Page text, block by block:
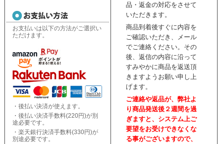
お支払いは以下の方法がご選択い
ただけます。
・後払い決済が使えます。
・後払い決済手数料(220円)が別
途必要です。
・楽天銀行決済手数料(330円)が
別途必要です。
品・返金の対応をさせて
いただきます。
商品到着後すぐに内容を
ご確認いただき、
メール
でご連絡ください。 その
後、返信の内容に沿って
すみやかに商品を返送頂
きますようお願い申し上
げます。
ご連絡や返品が、弊社よ
り商品発送後２週間を過
ぎますと、 システム上ご
要望をお受けできなくな
る事がございますので、